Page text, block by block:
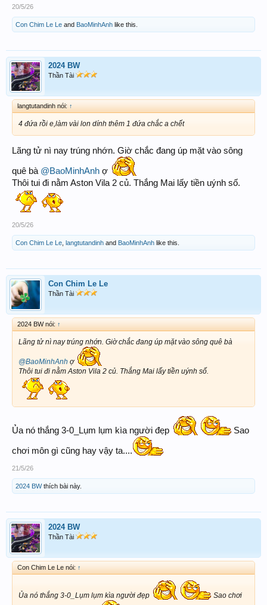
20/5/26
Con Chim Le Le and BaoMinhAnh like this.
2024 BW
Thần Tài
langtutandinh nói: ↑
4 đứa rồi e,làm vài lon dính thêm 1 đứa chắc a chết
Lãng tử nì nay trúng nhớn. Giờ chắc đang úp mặt vào sông
quê bà @BaoMinhAnh ợ
Thôi tui đi nằm Aston Vila 2 củ. Thắng Mai lấy tiền uýnh số.
20/5/26
Con Chim Le Le langtutandinh and BaoMinhAnh like this.
Con Chim Le Le
Thần Tài
2024 BW nói: ↑
Lãng tử nì nay trúng nhớn. Giờ chắc đang úp mặt vào sông quê bà
@BaoMinhAnh ợ
Thôi tui đi nằm Aston Vila 2 củ. Thắng Mai lấy tiền uýnh số.
Ủa nó thắng 3-0_Lụm lụm kìa người đẹp Sao
chơi môn gì cũng hay vậy ta....
21/5/26
2024 BWthích bài này.
2024 BW
Thần Tài
Con Chim Le Le nói: ↑
Ủa nó thắng 3-0_Lụm lụm kìa người đẹp Sao chơi